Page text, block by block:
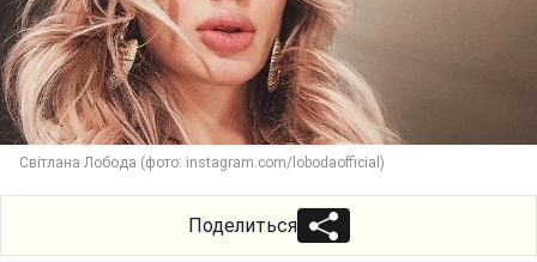
Світлана Лобода (фото: instagram.com/lobodaofficial)
Поделиться